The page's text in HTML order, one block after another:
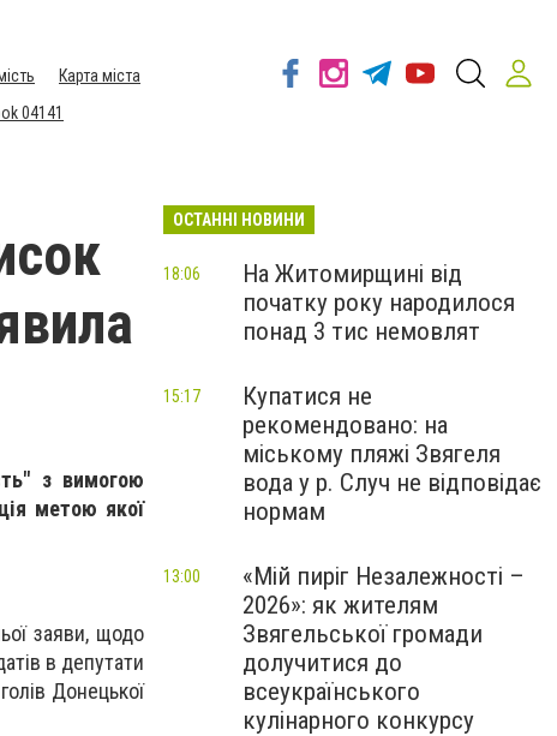
Карта міста
04141
з вимогою
метою якої
заяви, щодо
в депутати
Донецької
ОСТАННІ НОВИНИ
На Житомирщині від
початку року народилося
понад 3 тис немовлят
18:06
Купатися не
рекомендовано: на
міському пляжі Звягеля
вода у р. Случ не відповідає
нормам
15:17
«Мій пиріг Незалежності –
2026»: як жителям
Звягельської громади
долучитися до
всеукраїнського
кулінарного конкурсу
13:00